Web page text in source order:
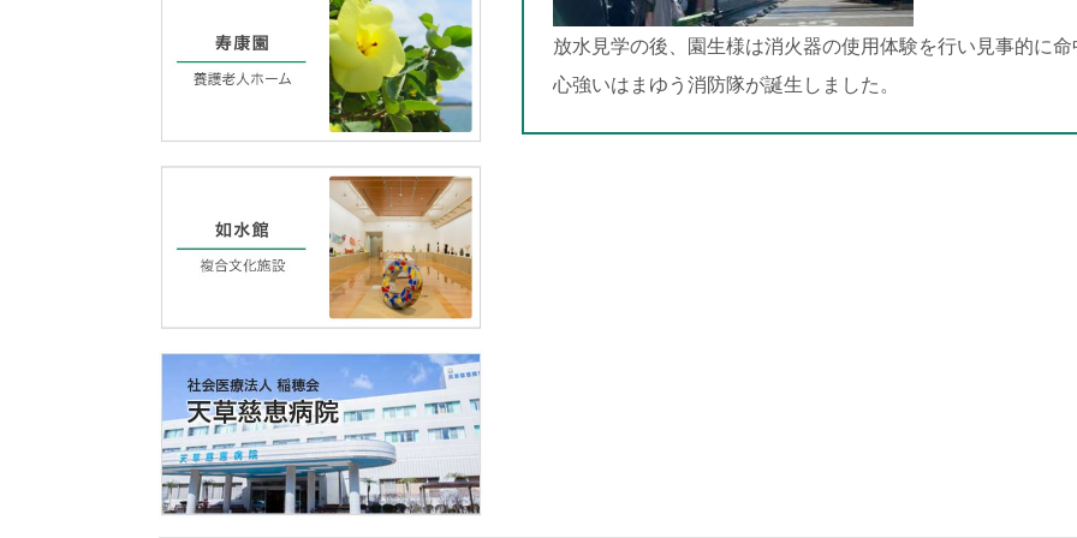
放水見学の後、園生様は消火器の使用体験を行い見事的に
心強いはまゆう消防隊が誕生しました。